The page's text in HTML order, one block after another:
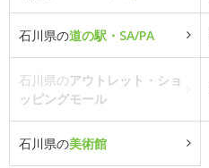
石川県の道の駅・SA/PA
石川県のアウトレット・ショ
ッピングモール
石川県の美術館